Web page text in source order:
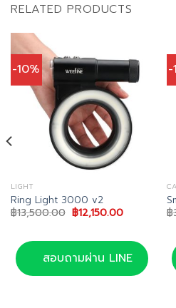
RELATED PRODUCTS
-10%
LIGHT
Ring Light 3000 v2
฿13,500.00 Original
price
฿13,500.00.
฿12,150.00Current
฿12,150.00.
สอบถามผ่าน LINE
-
฿